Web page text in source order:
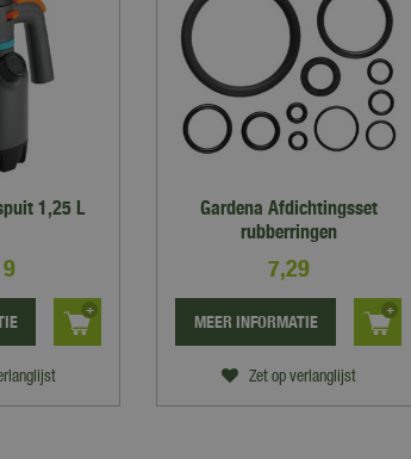
1,25 L
Gardena Afdichtingsset
rubberringen
7,29
Zet op verlanglijst
MEER INFORMATIE